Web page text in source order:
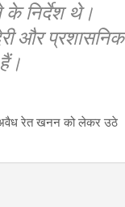
के निर्देश थे।
और प्रशासनिक
अवैध रेत खनन को लेकर उठे